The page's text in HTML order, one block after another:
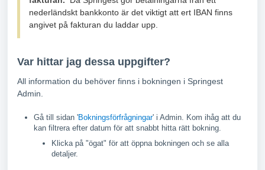
nederländskt bankkonto är det viktigt att ert IBAN finns
angivet på fakturan du laddar upp.
Var hittar jag dessa uppgifter?
All information du behöver finns i bokningen i Springest
Admin.
Gå till sidan 'Bokningsförfrågningar' i Admin. Kom ihåg att du
kan filtrera efter datum för att snabbt hitta rätt bokning.
Klicka på "ögat" för att öppna bokningen och se alla
detaljer.